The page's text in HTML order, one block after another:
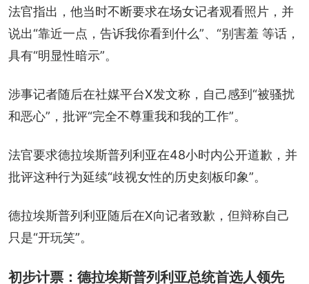
法官指出，他当时不断要求在场女记者观看照片，并
说出“靠近一点，告诉我你看到什么”、“别害羞 等话，
具有“明显性暗示”。
涉事记者随后在社媒平台X发文称，自己感到“被骚扰
和恶心”，批评“完全不尊重我和我的工作”。
法官要求德拉埃斯普列利亚在48小时内公开道歉，并
批评这种行为延续“歧视女性的历史刻板印象”。
德拉埃斯普列利亚随后在X向记者致歉，但辩称自己
只是“开玩笑”。
初步计票：德拉埃斯普列利亚总统首选人领先